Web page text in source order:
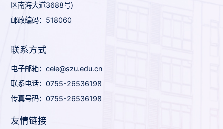
区南海大道3688号)
邮政编码：518060
联系方式
电子邮箱：ceie@szu.edu.cn
联系电话：0755-26536198
传真号码：0755-26536198
友情链接